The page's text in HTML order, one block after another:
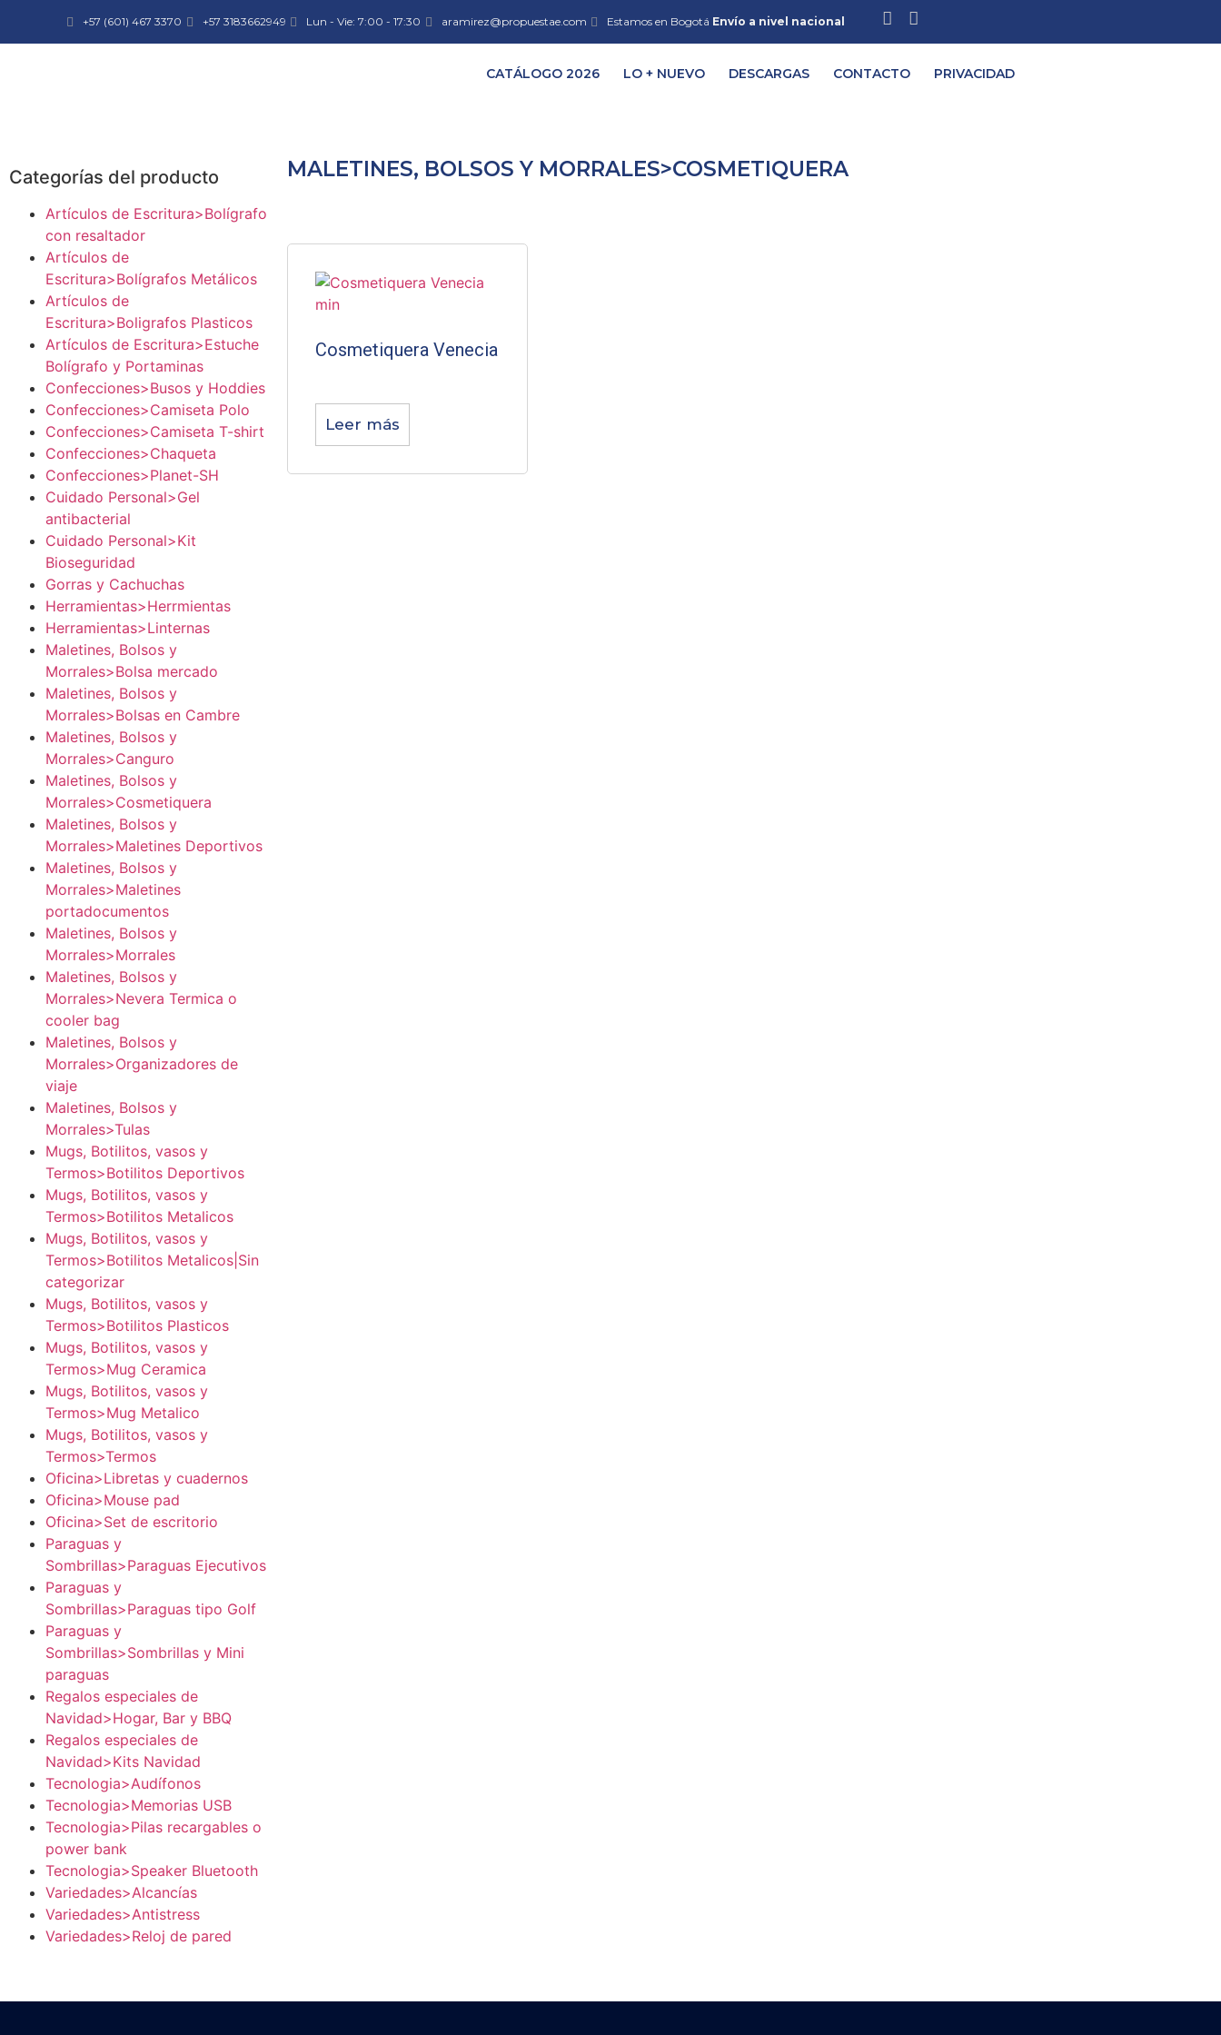
+57 (601) 467 3370 +57 3183662949 Lun - Vie: 7:00 - 17:30 aramirez@propuestae.com Estamos en Bogotá Envío a nivel nacional
CATÁLOGO 2026 LO + NUEVO DESCARGAS CONTACTO PRIVACIDAD
Categorías del producto
Artículos de Escritura>Bolígrafo
con resaltador
Artículos de
Escritura>Bolígrafos Metálicos
Artículos de
Escritura>Boligrafos Plasticos
Artículos de Escritura>Estuche
Bolígrafo y Portaminas
Confecciones>Busos y Hoddies
Confecciones>Camiseta Polo
Confecciones>Camiseta T-shirt
Confecciones>Chaqueta
Confecciones>Planet-SH
Cuidado Personal>Gel
antibacterial
Cuidado Personal>Kit
Bioseguridad
Gorras y Cachuchas
Herramientas>Herrmientas
Herramientas>Linternas
Maletines, Bolsos y
Morrales>Bolsa mercado
Maletines, Bolsos y
Morrales>Bolsas en Cambre
Maletines, Bolsos y
Morrales>Canguro
Maletines, Bolsos y
Morrales>Cosmetiquera
Maletines, Bolsos y
Morrales>Maletines Deportivos
Maletines, Bolsos y
Morrales>Maletines
portadocumentos
Maletines, Bolsos y
Morrales>Morrales
Maletines, Bolsos y
Morrales>Nevera Termica o
cooler bag
Maletines, Bolsos y
Morrales>Organizadores de
viaje
Maletines, Bolsos y
Morrales>Tulas
Mugs, Botilitos, vasos y
Termos>Botilitos Deportivos
Mugs, Botilitos, vasos y
Termos>Botilitos Metalicos
Mugs, Botilitos, vasos y
Termos>Botilitos Metalicos|Sin
categorizar
Mugs, Botilitos, vasos y
Termos>Botilitos Plasticos
Mugs, Botilitos, vasos y
Termos>Mug Ceramica
Mugs, Botilitos, vasos y
Termos>Mug Metalico
Mugs, Botilitos, vasos y
Termos>Termos
Oficina>Libretas y cuadernos
Oficina>Mouse pad
Oficina>Set de escritorio
Paraguas y
Sombrillas>Paraguas Ejecutivos
Paraguas y
Sombrillas>Paraguas tipo Golf
Paraguas y
Sombrillas>Sombrillas y Mini
paraguas
Regalos especiales de
Navidad>Hogar, Bar y BBQ
Regalos especiales de
Navidad>Kits Navidad
Tecnologia>Audífonos
Tecnologia>Memorias USB
Tecnologia>Pilas recargables o
power bank
Tecnologia>Speaker Bluetooth
Variedades>Alcancías
Variedades>Antistress
Variedades>Reloj de pared
MALETINES, BOLSOS Y MORRALES>COSMETIQUERA
Cosmetiquera Venecia
Leer más